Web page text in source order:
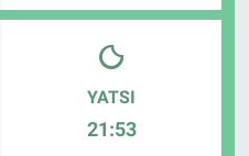
YATSI
21:53